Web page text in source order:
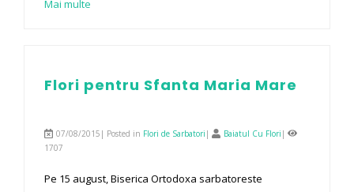
Mai multe
Flori pentru Sfanta Maria Mare
07/08/2015| Posted in Flori de Sarbatori | Baiatul Cu Flori |
1707
Pe 15 august, Biserica Ortodoxa sarbatoreste